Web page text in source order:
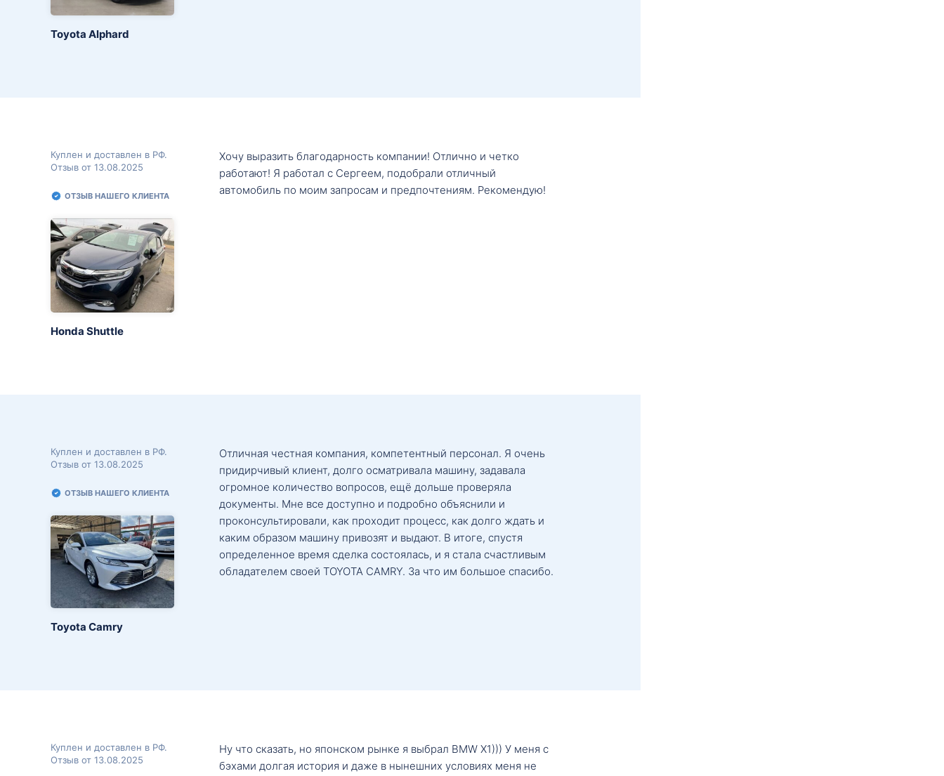
Toyota Alphard
Куплен и доставлен в РФ.
Отзыв от 13.08.2025
ОТЗЫВ НАШЕГО КЛИЕНТА
Honda Shuttle
Хочу выразить благодарность компании! Отлично и четко
работают! Я работал с Сергеем, подобрали отличный
автомобиль по моим запросам и предпочтениям. Рекомендую!
Куплен и доставлен в РФ.
Отзыв от 13.08.2025
ОТЗЫВ НАШЕГО КЛИЕНТА
Toyota Camry
Отличная честная компания, компетентный персонал. Я очень
придирчивый клиент, долго осматривала машину, задавала
огромное количество вопросов, ещё дольше проверяла
документы. Мне все доступно и подробно объяснили и
проконсультировали, как проходит процесс, как долго ждать и
каким образом машину привозят и выдают. В итоге, спустя
определенное время сделка состоялась, и я стала счастливым
обладателем своей TOYOTA CAMRY. За что им большое спасибо.
Куплен и доставлен в РФ.
Отзыв от 13.08.2025
Ну что сказать, но японском рынке я выбрал BMW X1))) У меня с
бэхами долгая история и даже в нынешних условиях меня не